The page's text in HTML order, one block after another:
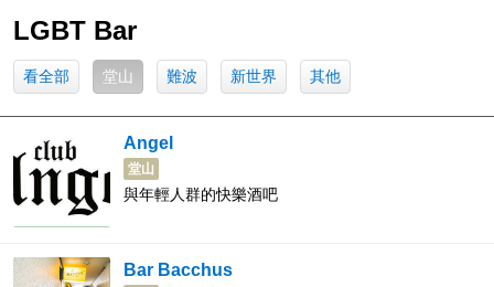
LGBT Bar
看全部 堂山 難波 新世界 其他
Angel
堂山
與年輕人群的快樂酒吧
Bar Bacchus